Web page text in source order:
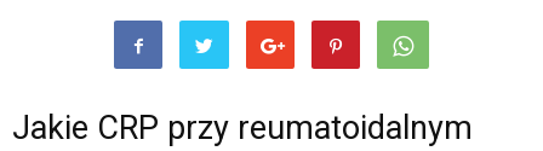
Jakie CRP przy reumatoidalnym